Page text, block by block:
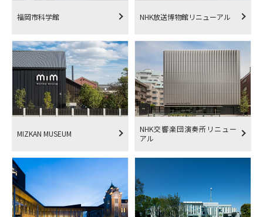
福岡市科学館 NHK放送博物館リニューアル
MIZKAN MUSEUM
NHK交響楽団演奏所リニュー
アル